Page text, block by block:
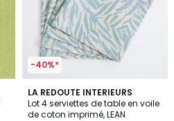
-40%*
LA REDOUTE INTERIEURS
Lot 4 serviettes de table en voile
de coton imprimé, LEAN
2
Couleurs